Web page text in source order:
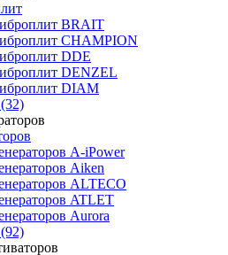
BRAIT
CHAMPION
DDE
DENZEL
DIAM
A-iPower
Aiken
ALTECO
ATLET
Aurora